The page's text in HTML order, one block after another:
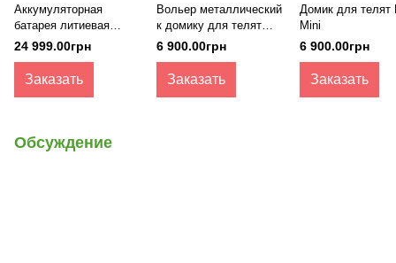
Аккумуляторная
батарея литиевая
Ecowatt LED LiFePO4
12,8 В 100Ah
24 999.00грн
Заказать
Вольер металлический
к домику для телят
Kraft
6 900.00грн
Заказать
Домик для телят
Mini
6 900.00грн
Заказать
Обсуждение